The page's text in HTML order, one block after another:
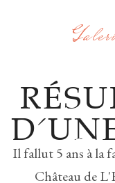
Il fallut 5 ans à la
Château de